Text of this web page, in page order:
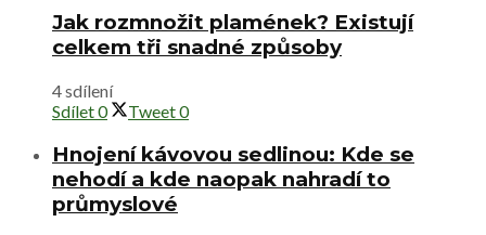
Jak rozmnožit plamének? Existují
celkem tři snadné způsoby
4 sdílení
Sdílet0 Tweet0
Hnojení kávovou sedlinou: Kde se
nehodí a kde naopak nahradí to
průmyslové